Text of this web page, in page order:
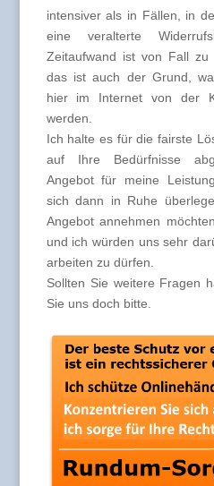
intensiver als in Fällen, in
eine veralterte
Zeitaufwand ist von Fall zu
das ist auch der Grund,
hier im Internet von der
werden.
Ich halte es für die fairste
auf Ihre Bedürfnisse
Angebot für meine
sich dann in Ruhe
Angebot annehmen
und ich würden uns sehr
arbeiten zu dürfen.
Sollten Sie weitere Fragen
Sie uns doch bitte.